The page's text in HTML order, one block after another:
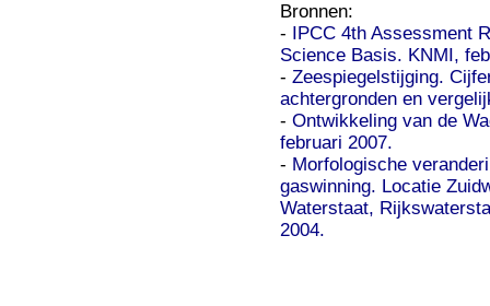
Bronnen:
- IPCC 4th Assessment
Science Basis. KNMI,
- Zeespiegelstijging.
achtergronden en
- Ontwikkeling van de
februari 2007.
- Morfologische
gaswinning. Locatie
Waterstaat,
2004.